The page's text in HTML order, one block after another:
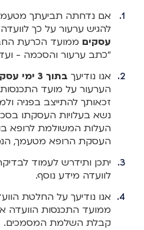
אם נדחתה תביעתך
להגיש ערעור על כך
עסקים ממועד הכרעת
"כתב ערעור והסכמה -
אנו נודיעך בתוך 3 ימי עסקים
הערעור על מועד
זכאותך להתייצב בפניה
נשא בעלויות העסקתו
העלות המשולמת לרופא
העסקת הרופא מטעמך,
יתכן ותידרש לעמוד
לוועדה מידע נוסף.
אנו נודיעך על החלטת
קבלת השלמת המסמכים.